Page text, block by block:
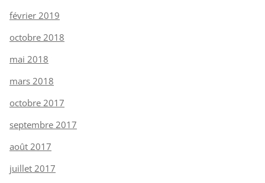
février 2019
octobre 2018
mai 2018
mars 2018
octobre 2017
septembre 2017
août 2017
juillet 2017